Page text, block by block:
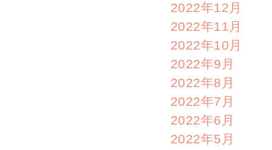
2022年12月
2022年11月
2022年10月
2022年9月
2022年8月
2022年7月
2022年6月
2022年5月